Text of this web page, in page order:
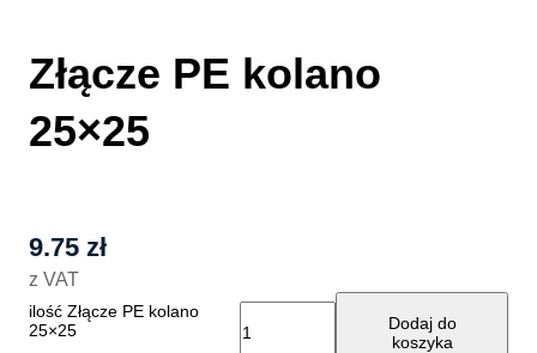
Złącze PE kolano
25×25
9.75 zł
z VAT
ilość Złącze PE kolano
25×25
Dodaj do
koszyka